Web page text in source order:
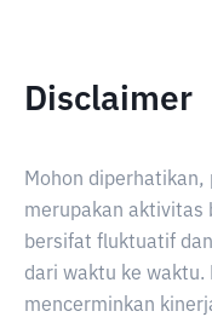
Disclaimer
Mohon
merupakan aktivitas
bersifat fluktuatif
dari waktu ke waktu.
mencerminkan